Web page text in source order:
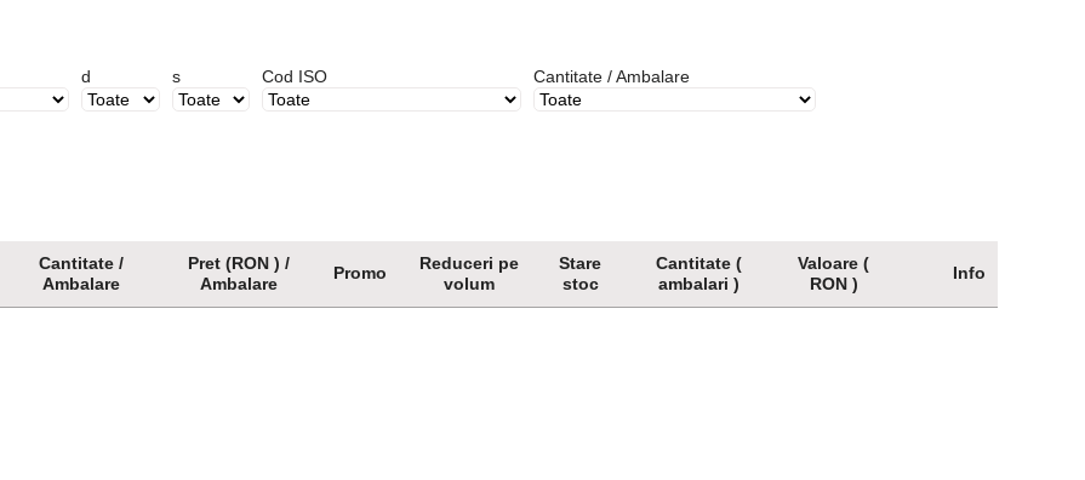
d s Cod ISO Cantitate / Ambalare
Cantitate /
Ambalare
Pret (RON ) /
Ambalare
Promo
Reduceri pe
volum
Stare
stoc
Cantitate (
ambalari )
Valoare (
RON )
Info